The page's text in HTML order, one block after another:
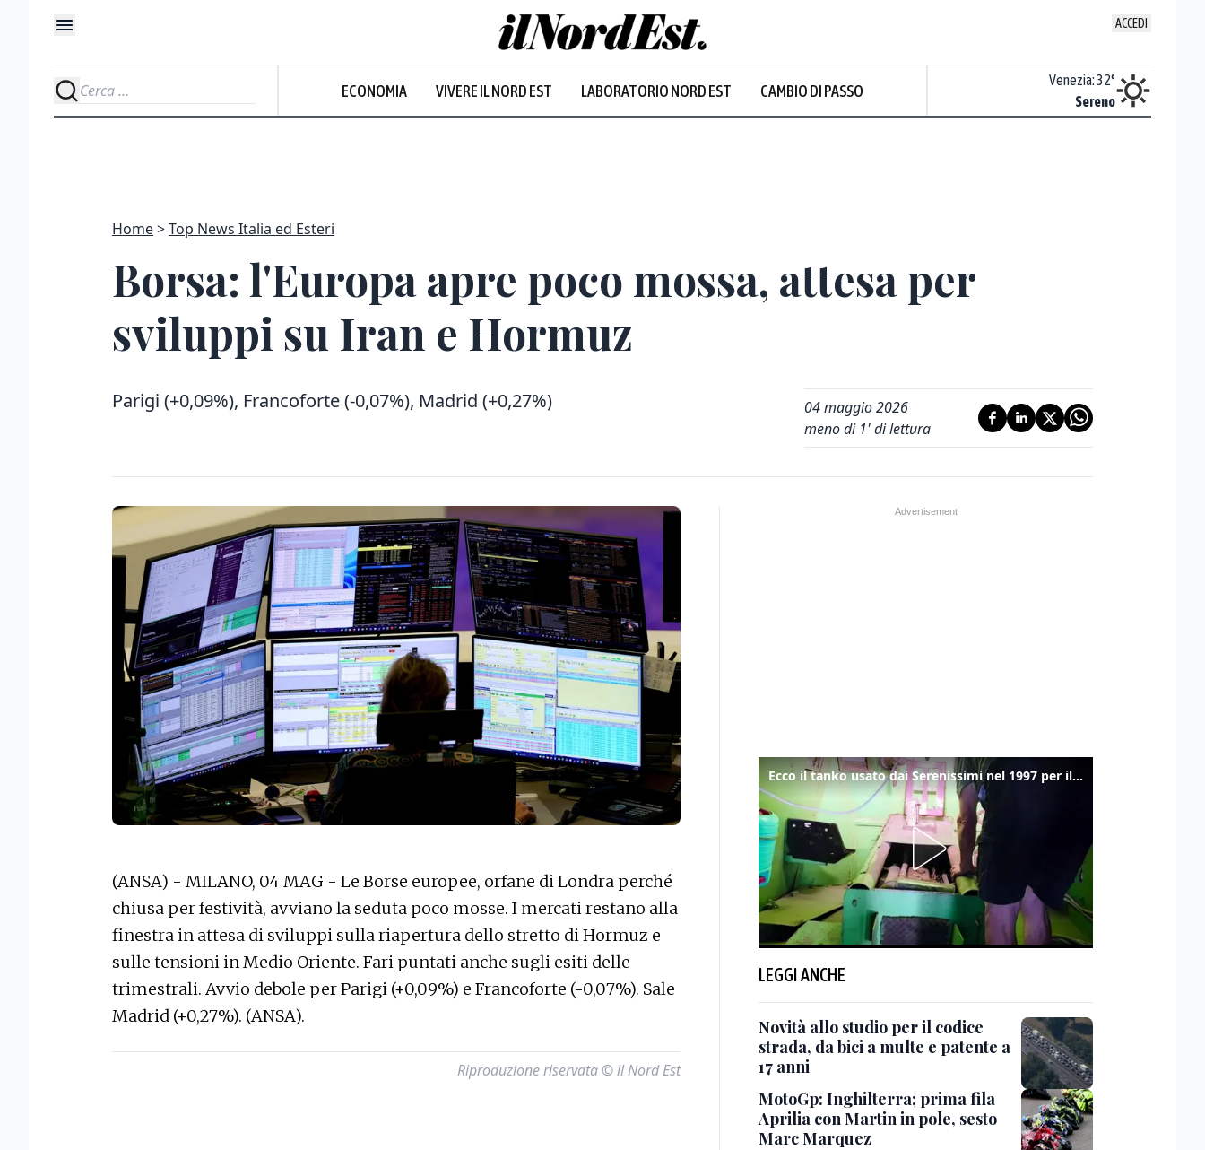
ACCEDI
ECONOMIA VIVERE IL NORD EST LABORATORIO NORD EST CAMBIO DI PASSO
Prevalentemente soleggiato
Venezia:32°
Sereno
Home Top News Italia ed Esteri
Borsa: l'Europa apre poco mossa, attesa per
sviluppi su Iran e Hormuz
Parigi (+0,09%), Francoforte (-0,07%), Madrid (+0,27%)
04 maggio 2026
meno di 1' di lettura
(ANSA) - MILANO, 04 MAG - Le Borse europee, orfane di Londra perché
chiusa per festività, avviano la seduta poco mosse. I mercati restano alla
finestra in attesa di sviluppi sulla riapertura dello stretto di Hormuz e
sulle tensioni in Medio Oriente. Fari puntati anche sugli esiti delle
trimestrali. Avvio debole per Parigi (+0,09%) e Francoforte (-0,07%). Sale
Madrid (+0,27%). (ANSA).
Riproduzione riservata © il Nord Est
Ecco il tanko usato dai Serenissimi nel 1997 per il blitz a San Marco
LEGGI ANCHE
Novità allo studio per il codice
strada, da bici a multe e patente a
17 anni
MotoGp: Inghilterra; prima fila
Aprilia con Martin in pole, sesto
Marc Marquez